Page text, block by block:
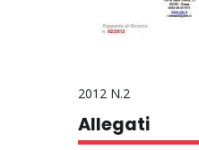
2012
2
Allegati